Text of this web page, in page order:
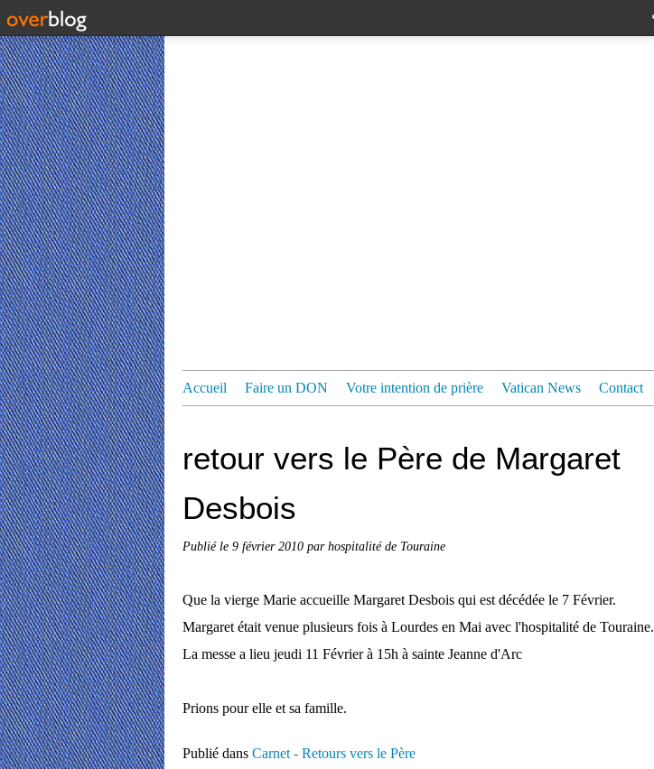
Accueil Faire un DON Votre intention de prière Vatican News Contact
retour vers le Père de Margaret
Desbois
Publié le 9 février 2010 par hospitalité de Touraine
Que la vierge Marie accueille Margaret Desbois qui est décédée le 7 Février.
Margaret était venue plusieurs fois à Lourdes en Mai avec l'hospitalité de Touraine.
La messe a lieu jeudi 11 Février à 15h à sainte Jeanne d'Arc
Prions pour elle et sa famille.
Publié dans Carnet - Retours vers le Père